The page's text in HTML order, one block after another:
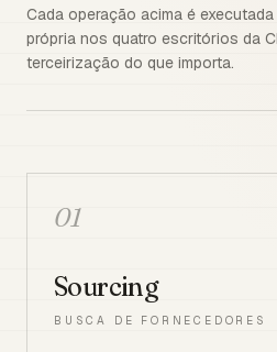
Cada operação acima é
própria nos quatro escritórios da
terceirização do que importa.
01
Sourcing
BUSCA DE FORNECEDORES